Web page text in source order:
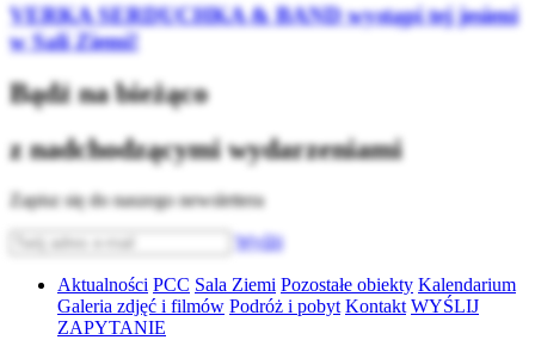
VERKA SERDUCHKA & BAND wystąpi tej jesieni
w Sali Ziemi!
Bądź na bieżąco
z nadchodzącymi wydarzeniami
Zapisz się do naszego newslettera
Wyślij
Aktualności PCC Sala Ziemi Pozostałe obiekty Kalendarium
Galeria zdjęć i filmów Podróż i pobyt Kontakt WYŚLIJ
ZAPYTANIE